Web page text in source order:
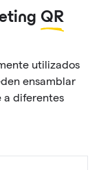
QR
utilizados
ensamblar
a diferentes